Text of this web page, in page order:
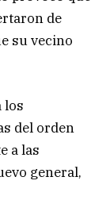
de
su vecino
los
del orden
a las
general,